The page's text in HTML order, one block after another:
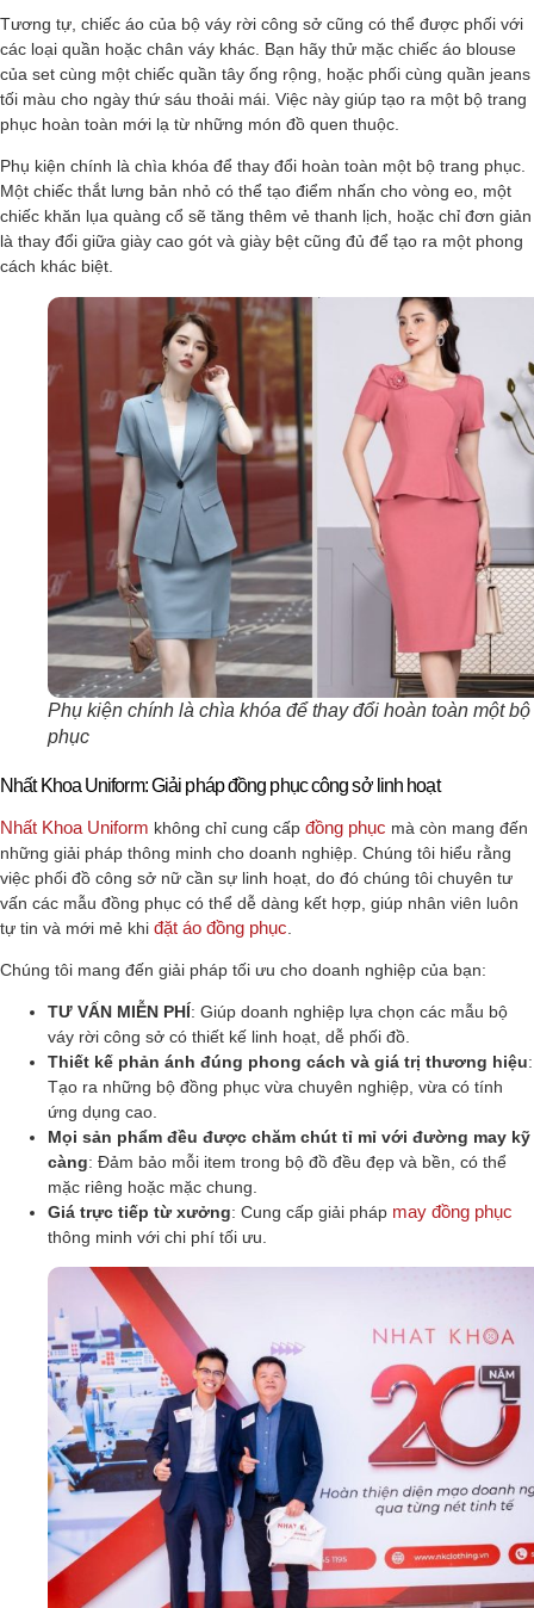
Tương tự, chiếc áo của bộ váy rời công sở cũng có thể được phối với
các loại quần hoặc chân váy khác. Bạn hãy thử mặc chiếc áo blouse
của set cùng một chiếc quần tây ống rộng, hoặc phối cùng quần jeans
tối màu cho ngày thứ sáu thoải mái. Việc này giúp tạo ra một bộ trang
phục hoàn toàn mới lạ từ những món đồ quen thuộc.
Phụ kiện chính là chìa khóa để thay đổi hoàn toàn một bộ trang phục.
Một chiếc thắt lưng bản nhỏ có thể tạo điểm nhấn cho vòng eo, một
chiếc khăn lụa quàng cổ sẽ tăng thêm vẻ thanh lịch, hoặc chỉ đơn giản
là thay đổi giữa giày cao gót và giày bệt cũng đủ để tạo ra một phong
cách khác biệt.
Phụ kiện chính là chìa khóa để thay đổi hoàn toàn một bộ
phục
Nhất Khoa Uniform: Giải pháp đồng phục công sở linh hoạt
Nhất Khoa Uniform không chỉ cung cấp đồng phục mà còn mang đến
những giải pháp thông minh cho doanh nghiệp. Chúng tôi hiểu rằng
việc phối đồ công sở nữ cần sự linh hoạt, do đó chúng tôi chuyên tư
vấn các mẫu đồng phục có thể dễ dàng kết hợp, giúp nhân viên luôn
tự tin và mới mẻ khi đặt áo đồng phục
Chúng tôi mang đến giải pháp tối ưu cho doanh nghiệp của bạn:
TƯ VẤN MIỄN PHÍ: Giúp doanh nghiệp lựa chọn các mẫu bộ
váy rời công sở có thiết kế linh hoạt, dễ phối đồ.
Thiết kế phản ánh đúng phong cách và giá trị thương hiệu:
Tạo ra những bộ đồng phục vừa chuyên nghiệp, vừa có tính
ứng dụng cao.
Mọi sản phẩm đều được chăm chút tỉ mỉ với đường may kỹ
càng: Đảm bảo mỗi item trong bộ đồ đều đẹp và bền, có thể
mặc riêng hoặc mặc chung.
Giá trực tiếp từ xưởng: Cung cấp giải pháp may đồng phục
thông minh với chi phí tối ưu.